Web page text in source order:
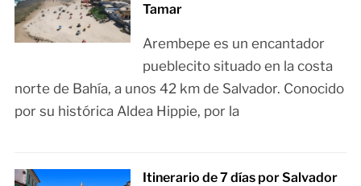
Tamar
Arembepe es un encantador
pueblecito situado en la costa
norte de Bahía, a unos 42 km de Salvador. Conocido
por su histórica Aldea Hippie, por la
Itinerario de 7 días por Salvador